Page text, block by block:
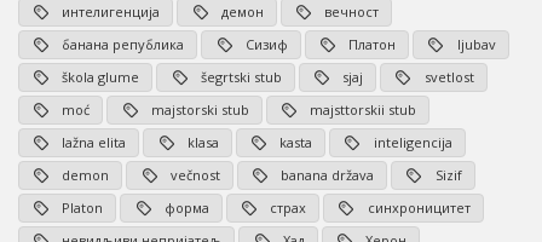
интелигенција
демон
вечност
банана република
Сизиф Платон
ljubav
škola glume
šegrtski stub sjaj
svetlost
moć
majstorski stub
majsttorskii stub
lažna elita
klasa kasta
inteligencija
demon
večnost banana država
Sizif
Platon
форма страх
синхроницитет